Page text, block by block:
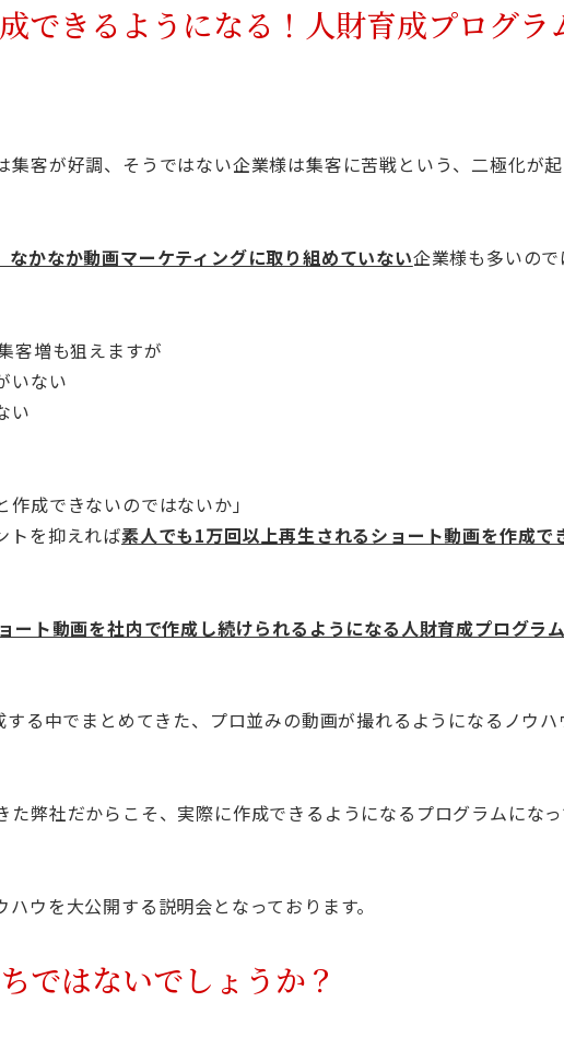
できるようになる！人財育成プログラ
客が好調、そうではない企業様は集客に苦戦という、二極化が
かなか動画マーケティングに取り組めていない企業様も多いの
客増も狙えますが
いない
い
成できないのではないか」
トを抑えれば素人でも1万回以上再生されるショート動画を作成で
ート動画を社内で作成し続けられるようになる人財育成プログラ
る中でまとめてきた、プロ並みの動画が撮れるようになるノウハ
弊社だからこそ、実際に作成できるようになるプログラムにな
ウを大公開する説明会となっております。
ではないでしょうか？